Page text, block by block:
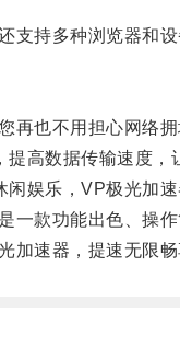
持多种浏览器和设
也不用担心网络拥
数据传输速度，
乐，VP极光加速
款功能出色、操作
速器，提速无限畅